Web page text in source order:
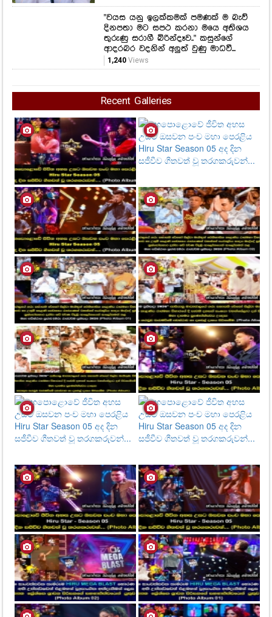
"වයස යනු ඉලක්කමක් පමණක් ම බැව්
දිනපතා මට සපථ කරනා මයෙ අතිශය
තුරුණු සරාගී බිරින්දෑව.." කසුන්ගේ
ආදරබර වදනින් අලුත් වුණු මාධවී...
1,240Views
Recent Galleries